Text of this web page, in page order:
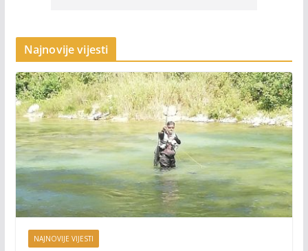
Najnovije vijesti
NAJNOVIJE VIJESTI